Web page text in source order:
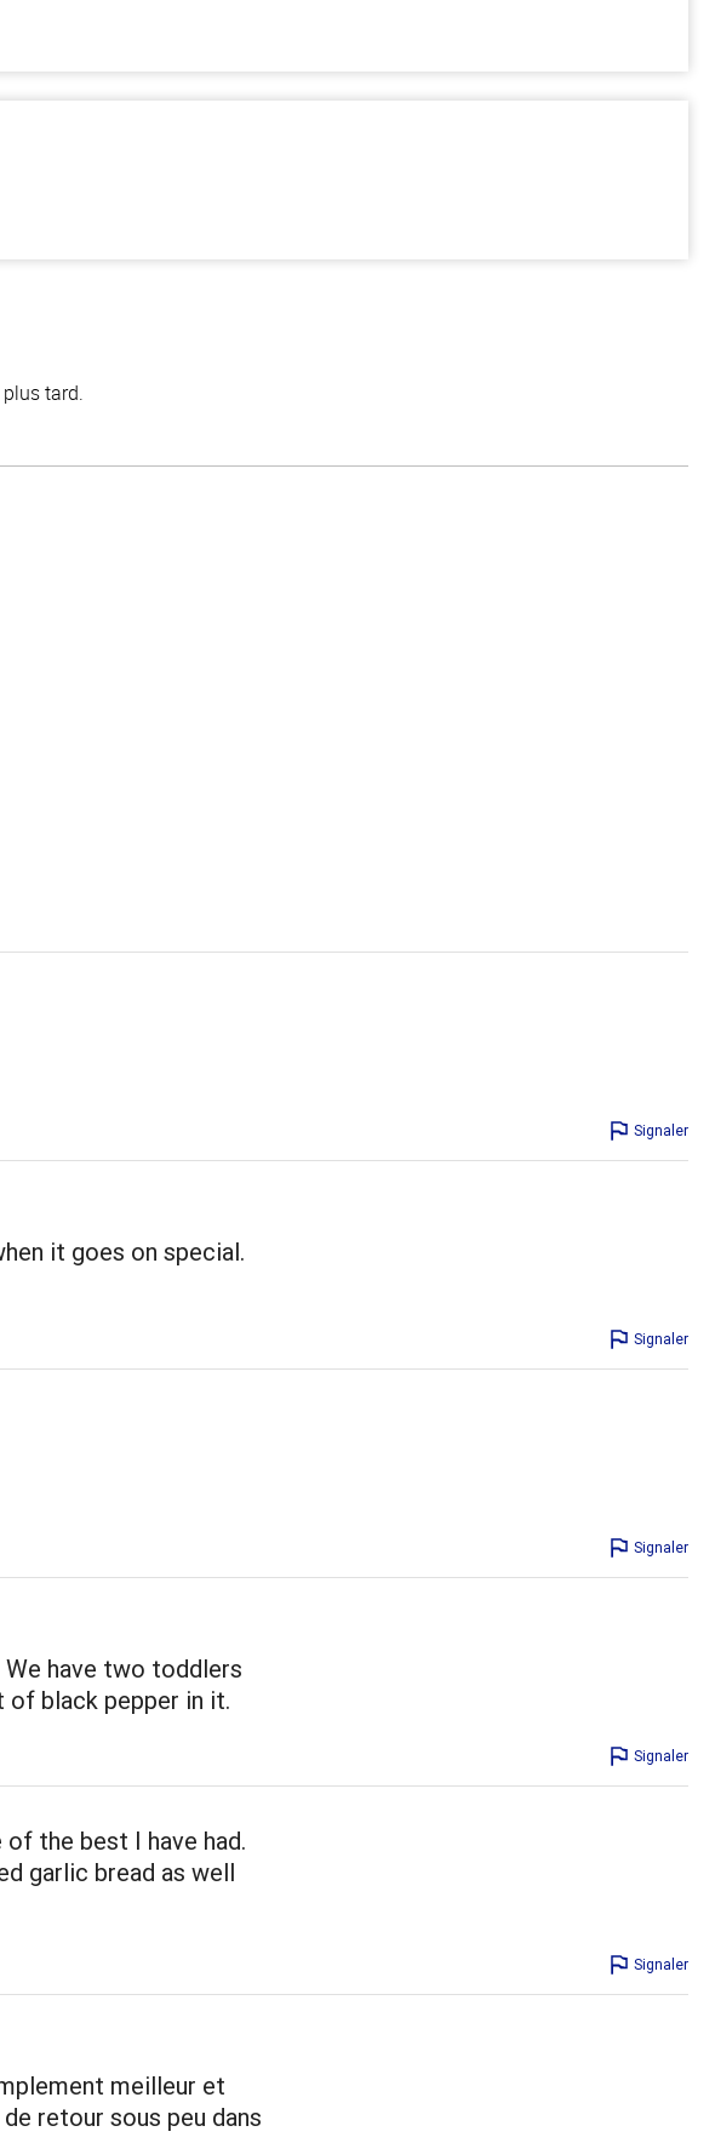
tard.
Signaler
it goes on special.
Signaler
Signaler
have two toddlers
of black pepper in it.
Signaler
of the best I have had.
garlic bread as well
Signaler
meilleur et
retour sous peu dans